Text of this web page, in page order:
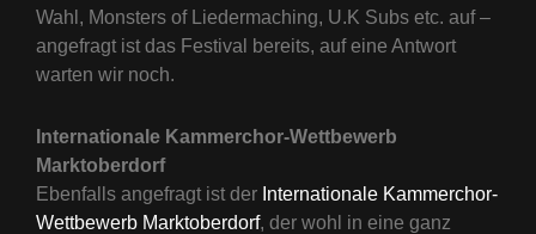
Wahl, Monsters of Liedermaching, U.K Subs etc. auf –
angefragt ist das Festival bereits, auf eine Antwort
warten wir noch.
Internationale Kammerchor-Wettbewerb
Marktoberdorf
Ebenfalls angefragt ist der Internationale Kammerchor-
Wettbewerb Marktoberdorf, der wohl in eine ganz